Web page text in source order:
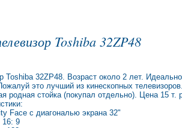
Toshiba 32ZP48
Toshiba 32ZP48. Возраст около 2 лет.
это лучший из кинескопных
родная стойка (покупал отдельно). Цена 15 т.
Face с диагональю экрана 32"
16: 9